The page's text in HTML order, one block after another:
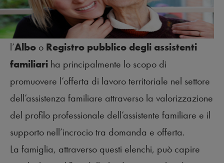
l’Albo o Registro pubblico degli assistenti
familiari ha principalmente lo scopo di
promuovere l’offerta di lavoro territoriale nel settore
dell’assistenza familiare attraverso la valorizzazione
del profilo professionale dell’assistente familiare e il
supporto nell’incrocio tra domanda e offerta.
La famiglia, attraverso questi elenchi, può capire